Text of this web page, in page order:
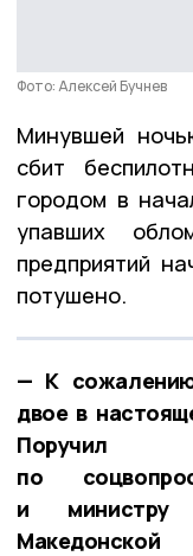
Фото: Алексей Бучнев
Минувшей
сбит
городом в
упавших
предприятий
потушено.
— К
двое в
Поручил
по
и министру
Македонской